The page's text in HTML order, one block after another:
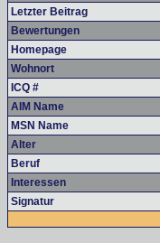
Letzter Beitrag
Bewertungen
Homepage
Wohnort
ICQ #
AIM Name
MSN Name
Alter
Beruf
Interessen
Signatur